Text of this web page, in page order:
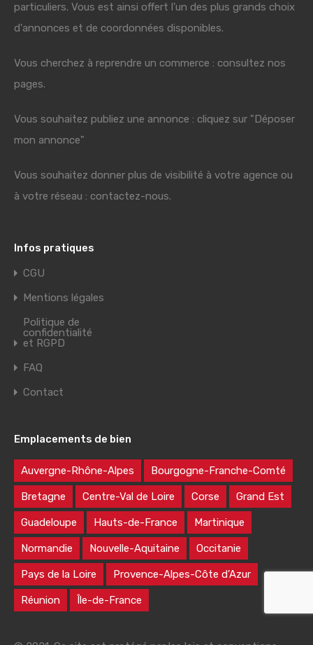
particuliers. Vous est ainsi offert l'un des plus grands choix
d'annonces et de coordonnées disponibles.
Vous cherchez à reprendre un commerce : consultez nos
pages.
Vous souhaitez publiez une annonce : cliquez sur "Déposer
mon annonce"
Vous souhaitez donner plus de visibilité à votre agence ou
à votre réseau : contactez-nous.
Infos pratiques
CGU
Mentions légales
Politique de
confidentialité
et RGPD
FAQ
Contact
Emplacements de bien
Auvergne-Rhône-Alpes Bourgogne-Franche-Comté
Bretagne Centre-Val de Loire Corse Grand Est
Guadeloupe Hauts-de-France Martinique
Normandie Nouvelle-Aquitaine Occitanie
Pays de la Loire Provence-Alpes-Côte d’Azur
Réunion Île-de-France